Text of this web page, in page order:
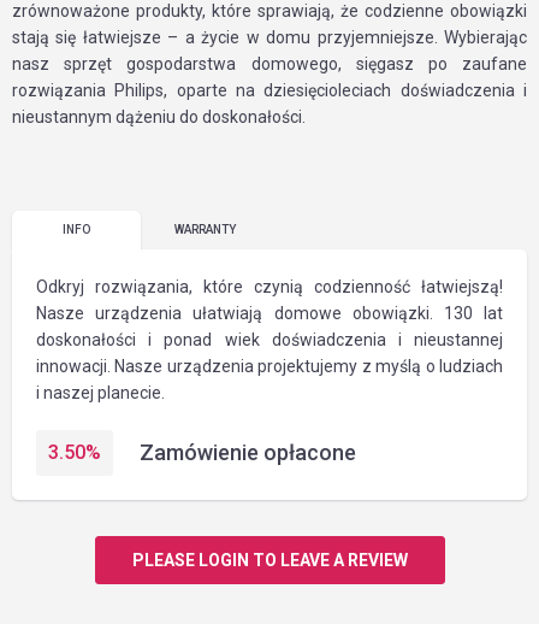
zrównoważone produkty, które sprawiają, że codzienne obowiązki
stają się łatwiejsze – a życie w domu przyjemniejsze. Wybierając
nasz sprzęt gospodarstwa domowego, sięgasz po zaufane
rozwiązania Philips, oparte na dziesięcioleciach doświadczenia i
nieustannym dążeniu do doskonałości.
INFO WARRANTY
Odkryj rozwiązania, które czynią codzienność łatwiejszą!
Nasze urządzenia ułatwiają domowe obowiązki. 130 lat
doskonałości i ponad wiek doświadczenia i nieustannej
innowacji. Nasze urządzenia projektujemy z myślą o ludziach
i naszej planecie.
3.50% Zamówienie opłacone
PLEASE LOGIN TO LEAVE A REVIEW